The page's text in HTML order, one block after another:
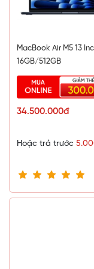
thường có những
Ngoại hình
MacBook Air M5 13
16GB/512GB
34.500.000đ
Hoặc trả trước